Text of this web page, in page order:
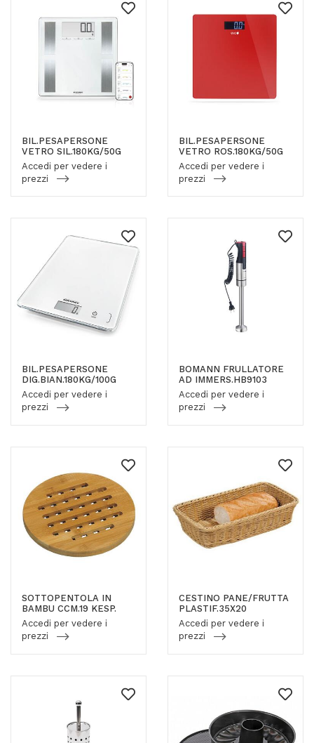
BIL.PESAPERSONE
VETRO SIL.180KG/50G
Accedi per vedere i
prezzi
BIL.PESAPERSONE
VETRO ROS.180KG/50G
Accedi per vedere i
prezzi
BIL.PESAPERSONE
DIG.BIAN.180KG/100G
Accedi per vedere i
prezzi
BOMANN FRULLATORE
AD IMMERS.HB9103
Accedi per vedere i
prezzi
SOTTOPENTOLA IN
BAMBU CCM.19 KESP.
Accedi per vedere i
prezzi
CESTINO PANE/FRUTTA
PLASTIF.35X20
Accedi per vedere i
prezzi